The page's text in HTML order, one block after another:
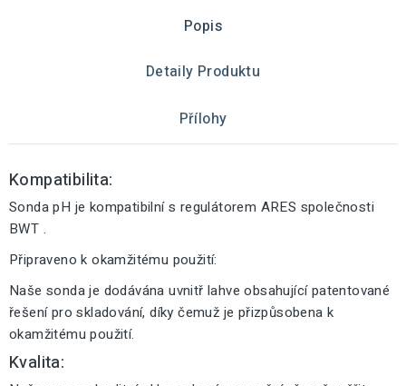
Popis
Detaily Produktu
Přílohy
Kompatibilita:
Sonda pH je kompatibilní s regulátorem ARES společnosti
BWT .
Připraveno k okamžitému použití:
Naše sonda je dodávána uvnitř lahve obsahující patentované
řešení pro skladování, díky čemuž je přizpůsobena k
okamžitému použití.
Kvalita: